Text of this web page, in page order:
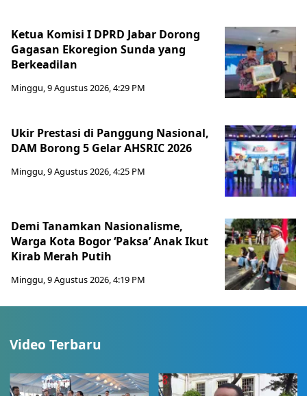
Ketua Komisi I DPRD Jabar Dorong
Gagasan Ekoregion Sunda yang
Berkeadilan
Minggu, 9 Agustus 2026, 4:29 PM
Ukir Prestasi di Panggung Nasional,
DAM Borong 5 Gelar AHSRIC 2026
Minggu, 9 Agustus 2026, 4:25 PM
Demi Tanamkan Nasionalisme,
Warga Kota Bogor ‘Paksa’ Anak Ikut
Kirab Merah Putih
Minggu, 9 Agustus 2026, 4:19 PM
Video Terbaru